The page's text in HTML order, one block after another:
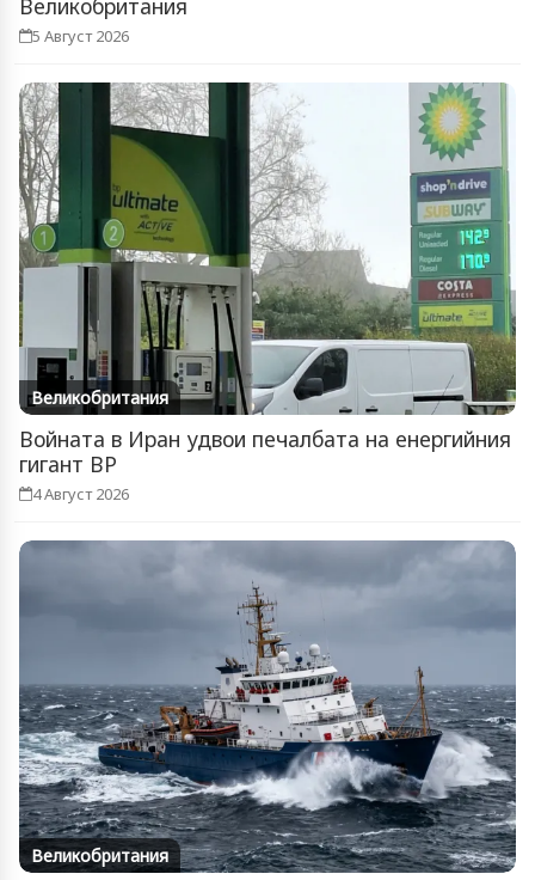
Великобритания
5 Август 2026
Великобритания
Войната в Иран удвои печалбата на енергийния
гигант BP
4 Август 2026
Великобритания